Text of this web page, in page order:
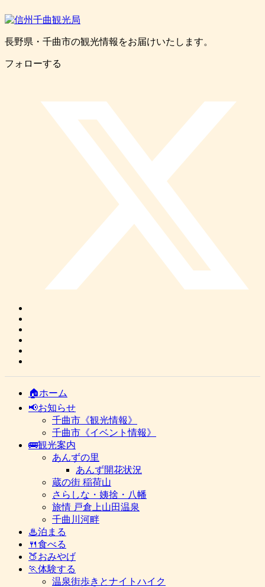
長野県・千曲市の観光情報をお届けいたします。
フォローする
🏠ホーム
📢お知らせ
千曲市《観光情報》
千曲市《イベント情報》
🚌観光案内
あんずの里
あんず開花状況
蔵の街 稲荷山
さらしな・姨捨・八幡
旅情 戸倉上山田温泉
千曲川河畔
♨泊まる
🍴食べる
🍑おみやげ
🏃体験する
温泉街歩きとナイトハイク